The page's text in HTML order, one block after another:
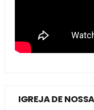
IGREJA DE